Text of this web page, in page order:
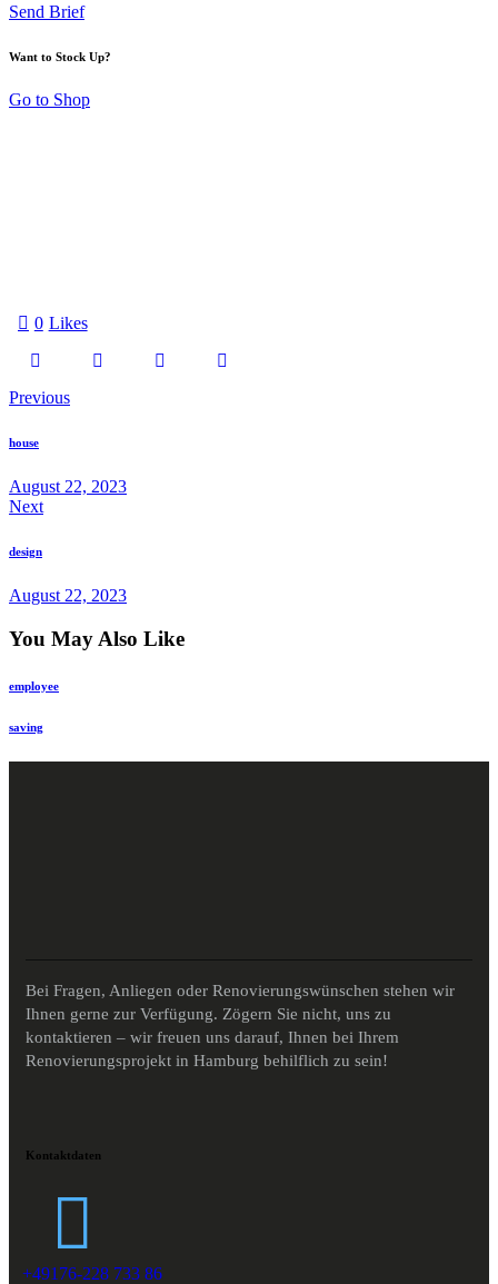
Send Brief
Want to Stock Up?
Go to Shop
0 Likes
Previous
house
August 22, 2023
Next
design
August 22, 2023
You May Also Like
employee
saving
Bei Fragen, Anliegen oder Renovierungswünschen stehen wir
Ihnen gerne zur Verfügung. Zögern Sie nicht, uns zu
kontaktieren – wir freuen uns darauf, Ihnen bei Ihrem
Renovierungsprojekt in Hamburg behilflich zu sein!
Kontaktdaten
+49176-228 733 86